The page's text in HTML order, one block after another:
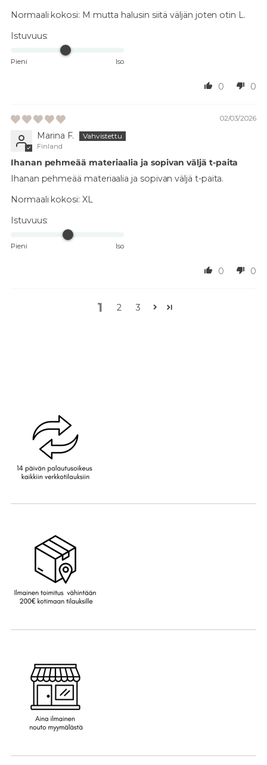
Normaali kokosi: M mutta halusin siitä väljän joten otin L.
Istuvuus:
Pieni Iso
0 0
02/03/2026
Marina F.
Finland
Ihanan pehmeää materiaalia ja sopivan väljä t-paita
Ihanan pehmeää materiaalia ja sopivan väljä t-paita.
Normaali kokosi: XL
Istuvuus:
Pieni Iso
0 0
1 2 3